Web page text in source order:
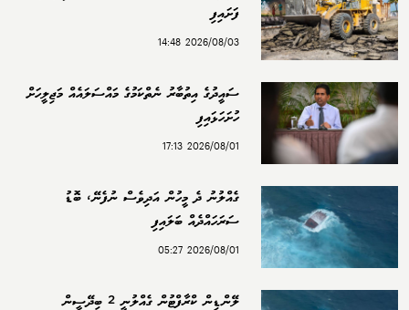
ފަށައިފި
2026/08/03 14:48
ސައީދުގެ އިތުބާރު ނެތްކަމުގެ މައްސަލައެއް މަޖިލީހަށް
ހުށަހަޅައިފި
2026/08/01 17:13
ގެއްލުނު ދެ މީހުން އަދިވެސް ނުފެނޭ، ބޮޑު
ސަރަހައްދެއް ބަލައިފި
2026/08/01 05:27
ލޭންޑިން ކްރާފްޓުން ގެއްލުނީ 2 ބިދޭސީން